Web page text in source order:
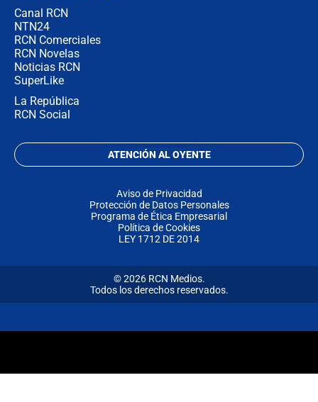
Canal RCN
NTN24
RCN Comerciales
RCN Novelas
Noticias RCN
SuperLike
La República
RCN Social
ATENCIÓN AL OYENTE
Aviso de Privacidad
Protección de Datos Personales
Programa de Ética Empresarial
Política de Cookies
LEY 1712 DE 2014
© 2026 RCN Medios.
Todos los derechos reservados.